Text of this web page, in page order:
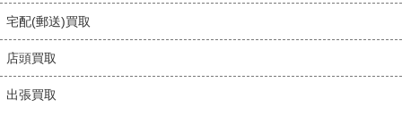
宅配(郵送)買取
店頭買取
出張買取